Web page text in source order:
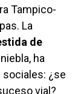
Tampico-
La
de
ha
¿se
vial?